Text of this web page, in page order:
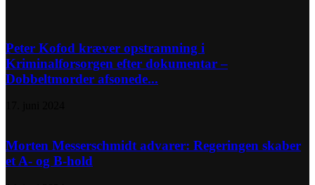
Peter Kofod kræver opstramning i
Kriminalforsorgen efter dokumentar –
Dobbeltmorder afsonede...
Morten Messerschmidt advarer: Regeringen skaber
et A- og B-hold